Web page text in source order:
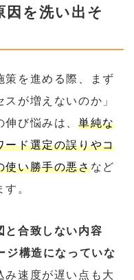
を洗い出そ
策を進める際、まず
が増えないのか」
び悩みは、 単純な
ード選定の誤りやコ
使い勝手の悪さなど
。
と合致しない内容
ジ構造になっていな
み速度が遅い点も大